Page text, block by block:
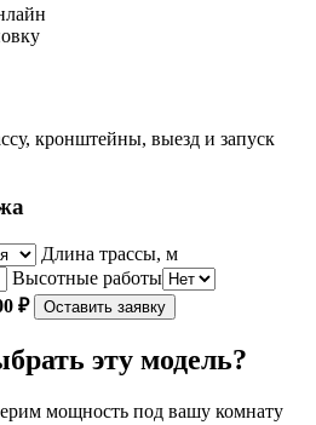
кронштейны, выезд и запуск
Длина трассы, м
Высотные работы
₽ Оставить заявку
эту модель?
мощность под вашу комнату